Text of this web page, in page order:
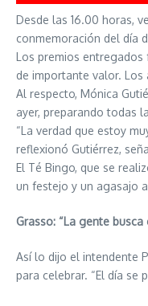
Desde las 16.00 horas,
conmemoración del día
Los premios entregados
de importante valor.
Al respecto, Mónica
ayer, preparando todas
“La verdad que estoy
reflexionó Gutiérrez,
El Té Bingo, que se
un festejo y un agasajo
Grasso: “La gente
Así lo dijo el intendente
para celebrar. “El día se